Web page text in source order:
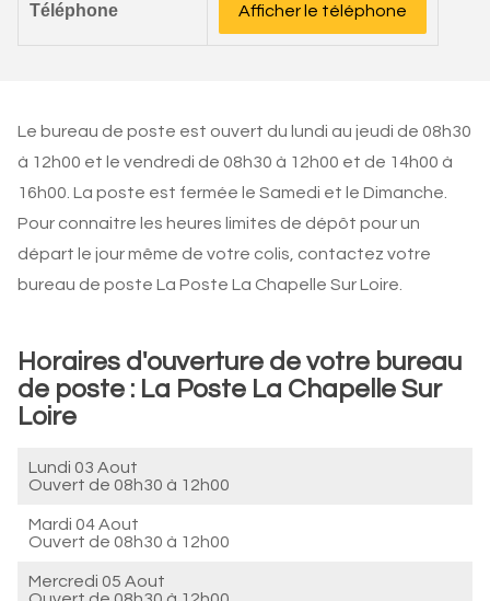
Téléphone Afficher le téléphone
Le bureau de poste est ouvert du lundi au jeudi de 08h30
à 12h00 et le vendredi de 08h30 à 12h00 et de 14h00 à
16h00. La poste est fermée le Samedi et le Dimanche.
Pour connaitre les heures limites de dépôt pour un
départ le jour même de votre colis, contactez votre
bureau de poste La Poste La Chapelle Sur Loire.
Horaires d'ouverture de votre bureau
de poste : La Poste La Chapelle Sur
Loire
Lundi 03 Aout
Ouvert de 08h30 à 12h00
Mardi 04 Aout
Ouvert de 08h30 à 12h00
Mercredi 05 Aout